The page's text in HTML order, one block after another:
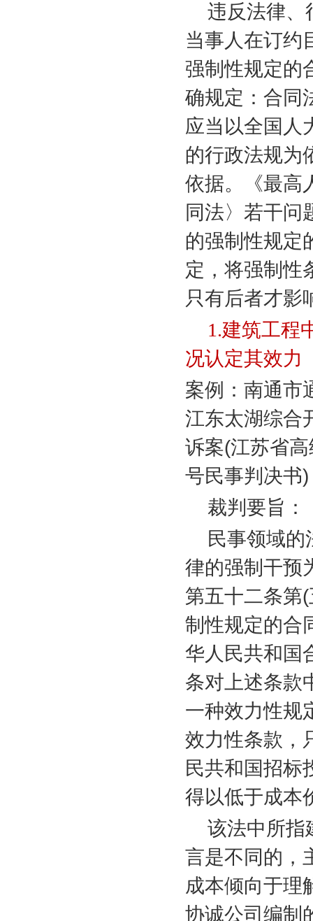
违反法律、
当事人在订约
强制性规定的
确规定：合同
应当以全国人
的行政法规为
依据。《最高
同法〉若干问
的强制性规定
定，将强制性
只有后者才影
1.建筑工程
况认定其效力
案例：南通市
江东太湖综合
诉案(江苏省
号民事判决书)
裁判要旨：
民事领域
律的强制干预
第五十二条第(
制性规定的合
华人民共和国
条对上述条款
一种效力性规
效力性条款，
民共和国招标
得以低于成本
该法中所指
言是不同的，
成本倾向于理
协诚公司编制